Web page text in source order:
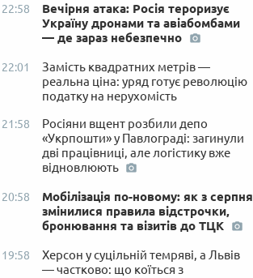
22:58
Вечірня атака: Росія тероризує
Україну дронами та авіабомбами
— де зараз небезпечно
22:01
Замість квадратних метрів —
реальна ціна: уряд готує революцію
податку на нерухомість
21:58
Росіяни вщент розбили депо
«Укрпошти» у Павлограді: загинули
дві працівниці, але логістику вже
відновлюють
20:58
Мобілізація по-новому: як з серпня
змінилися правила відстрочки,
бронювання та візитів до ТЦК
19:58
Херсон у суцільній темряві, а Львів
— частково: що коїться з